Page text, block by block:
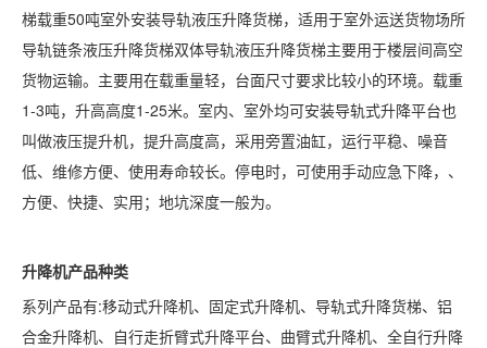
梯载重50吨室外安装导轨液压升降货梯，适用于室外运送货物场所
导轨链条液压升降货梯双体导轨液压升降货梯主要用于楼层间高空
货物运输。主要用在载重量轻，台面尺寸要求比较小的环境。载重
1-3吨，升高高度1-25米。室内、室外均可安装导轨式升降平台也
叫做液压提升机，提升高度高，采用旁置油缸，运行平稳、噪音
低、维修方便、使用寿命较长。停电时，可使用手动应急下降，、
方便、快捷、实用；地坑深度一般为。
升降机产品种类
系列产品有:移动式升降机、固定式升降机、导轨式升降货梯、铝
合金升降机、自行走折臂式升降平台、曲臂式升降机、全自行升降